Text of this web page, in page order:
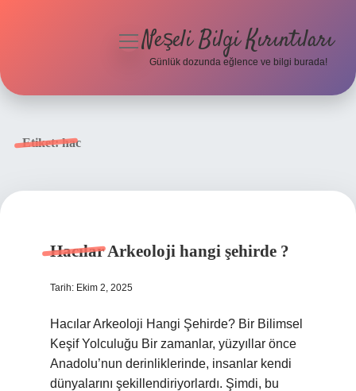
menüyüNeşeli Bilgi Kırıntıları
Günlük dozunda eğlence ve bilgi burada!
Etiket:hac
Hacılar Arkeoloji hangi şehirde ?
Tarih: Ekim 2, 2025
Hacılar Arkeoloji Hangi Şehirde? Bir Bilimsel
Keşif Yolculuğu Bir zamanlar, yüzyıllar önce
Anadolu’nun derinliklerinde, insanlar kendi
dünyalarını şekillendiriyorlardı. Şimdi, bu